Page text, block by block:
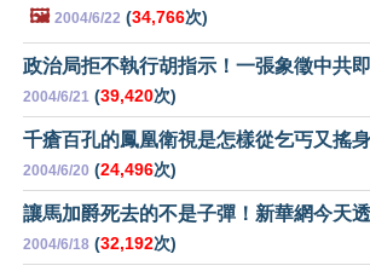
🖼️ 2004/6/22 (34,766次)
政治局拒不執行胡指示！一張象徵中共
2004/6/21 (39,420次)
千瘡百孔的鳳凰衛視是怎樣從乞丐又搖
2004/6/20 (24,496次)
讓馬加爵死去的不是子彈！新華網今天
2004/6/18 (32,192次)